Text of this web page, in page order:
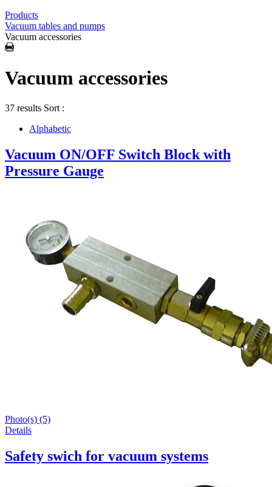
Products
Vacuum tables and pumps
Vacuum accessories
Vacuum accessories
37 results Sort :
Alphabetic
Vacuum ON/OFF Switch Block with
Pressure Gauge
Photo(s) (5)
Details
Safety swich for vacuum systems